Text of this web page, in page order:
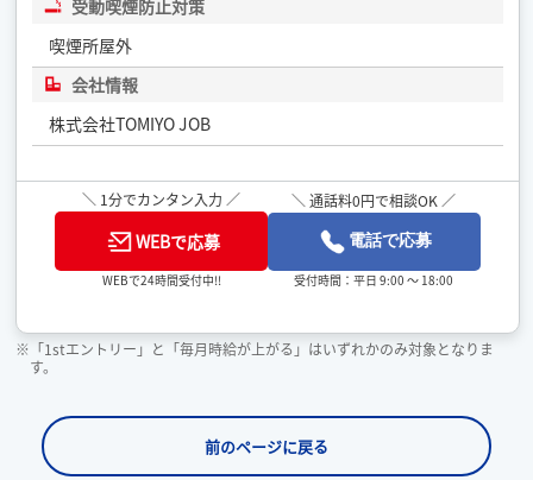
受動喫煙防止対策
喫煙所屋外
会社情報
株式会社TOMIYO JOB
＼ 1分でカンタン入力 ／
WEBで応募
WEBで24時間受付中!!
＼ 通話料0円で相談OK ／
電話で応募
受付時間：平日 9:00 ～ 18:00
※「1stエントリー」と「毎月時給が上がる」はいずれかのみ対象となりま
す。
前のページに戻る